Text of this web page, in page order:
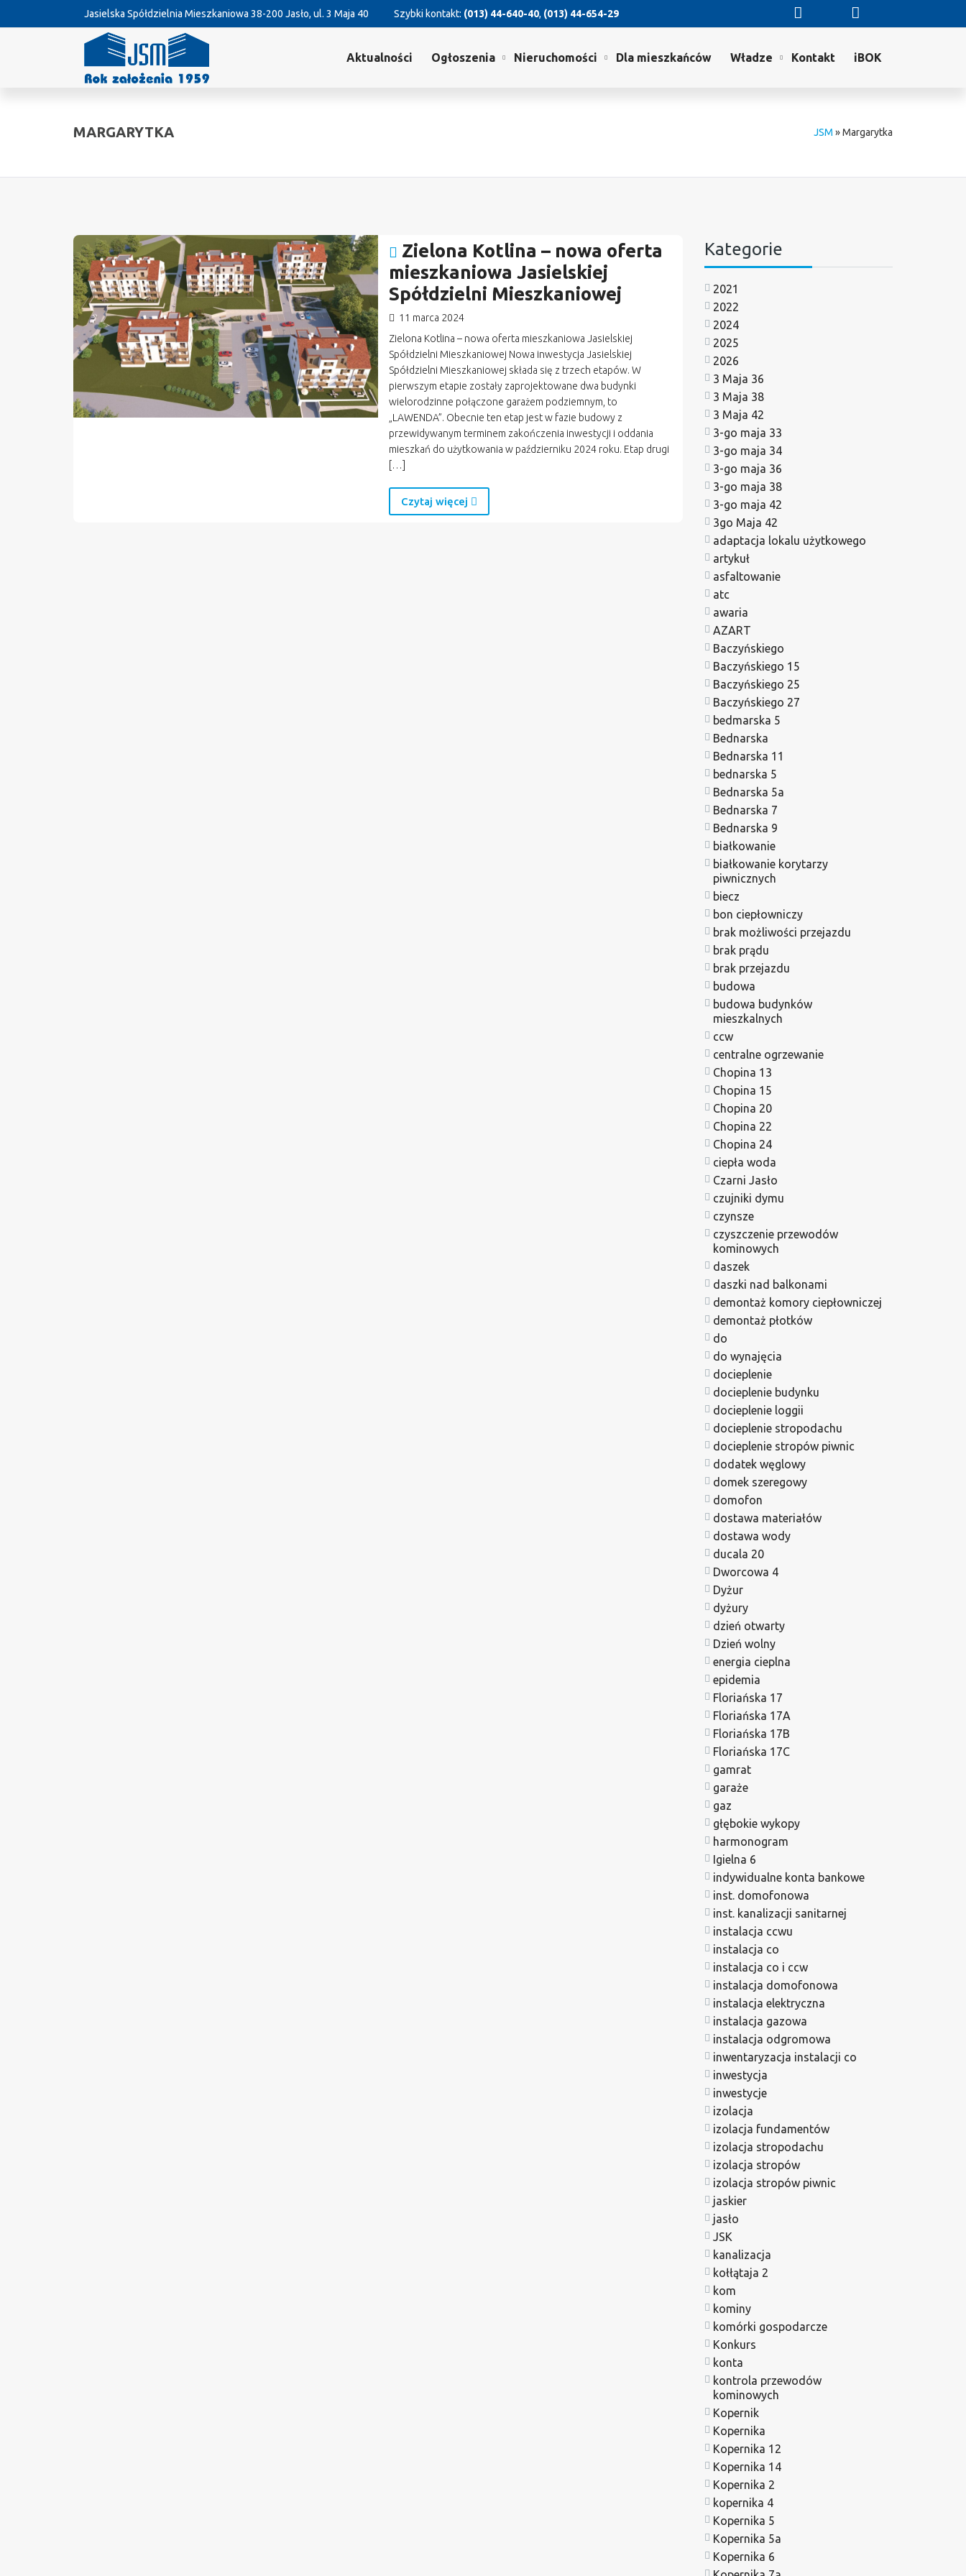
Jasielska Spółdzielnia Mieszkaniowa 38-200 Jasło, ul. 3 Maja 40 Szybki kontakt: (013) 44-640-40, (013) 44-654-29
Aktualności Ogłoszenia Nieruchomości Dla mieszkańców Władze Kontakt iBOK
MARGARYTKA JSM »Margarytka
Zielona Kotlina – nowa oferta
mieszkaniowa Jasielskiej
Spółdzielni Mieszkaniowej
11 marca 2024
Zielona Kotlina – nowa oferta mieszkaniowa Jasielskiej
Spółdzielni Mieszkaniowej Nowa inwestycja Jasielskiej
Spółdzielni Mieszkaniowej składa się z trzech etapów. W
pierwszym etapie zostały zaprojektowane dwa budynki
wielorodzinne połączone garażem podziemnym, to
„LAWENDA”. Obecnie ten etap jest w fazie budowy z
przewidywanym terminem zakończenia inwestycji i oddania
mieszkań do użytkowania w październiku 2024 roku. Etap drugi
[…]
Czytaj więcej
Kategorie
2021
2022
2024
2025
2026
3 Maja 36
3 Maja 38
3 Maja 42
3-go maja 33
3-go maja 34
3-go maja 36
3-go maja 38
3-go maja 42
3go Maja 42
adaptacja lokalu użytkowego
artykuł
asfaltowanie
atc
awaria
AZART
Baczyńskiego
Baczyńskiego 15
Baczyńskiego 25
Baczyńskiego 27
bedmarska 5
Bednarska
Bednarska 11
bednarska 5
Bednarska 5a
Bednarska 7
Bednarska 9
białkowanie
białkowanie korytarzy
piwnicznych
biecz
bon ciepłowniczy
brak możliwości przejazdu
brak prądu
brak przejazdu
budowa
budowa budynków
mieszkalnych
ccw
centralne ogrzewanie
Chopina 13
Chopina 15
Chopina 20
Chopina 22
Chopina 24
ciepła woda
Czarni Jasło
czujniki dymu
czynsze
czyszczenie przewodów
kominowych
daszek
daszki nad balkonami
demontaż komory ciepłowniczej
demontaż płotków
do
do wynajęcia
docieplenie
docieplenie budynku
docieplenie loggii
docieplenie stropodachu
docieplenie stropów piwnic
dodatek węglowy
domek szeregowy
domofon
dostawa materiałów
dostawa wody
ducala 20
Dworcowa 4
Dyżur
dyżury
dzień otwarty
Dzień wolny
energia cieplna
epidemia
Floriańska 17
Floriańska 17A
Floriańska 17B
Floriańska 17C
gamrat
garaże
gaz
głębokie wykopy
harmonogram
Igielna 6
indywidualne konta bankowe
inst. domofonowa
inst. kanalizacji sanitarnej
instalacja ccwu
instalacja co
instalacja co i ccw
instalacja domofonowa
instalacja elektryczna
instalacja gazowa
instalacja odgromowa
inwentaryzacja instalacji co
inwestycja
inwestycje
izolacja
izolacja fundamentów
izolacja stropodachu
izolacja stropów
izolacja stropów piwnic
jaskier
jasło
JSK
kanalizacja
kołłątaja 2
kom
kominy
komórki gospodarcze
Konkurs
konta
kontrola przewodów
kominowych
Kopernik
Kopernika
Kopernika 12
Kopernika 14
Kopernika 2
kopernika 4
Kopernika 5
Kopernika 5a
Kopernika 6